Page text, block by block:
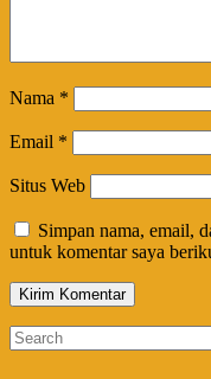
Nama *
Email *
Situs Web
Simpan nama, email,
untuk komentar saya